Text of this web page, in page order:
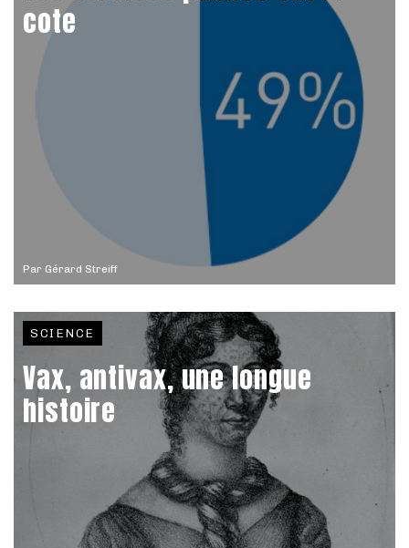
Par Gérard Streiff
cote
SCIENCE
Vax, antivax, une longue
histoire